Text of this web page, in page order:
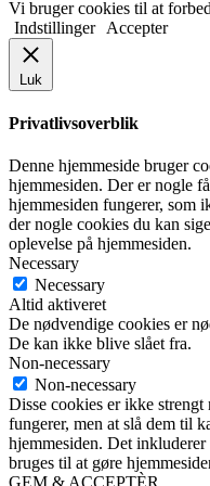
Vi bruger cookies til at
Indstillinger
Accepter
Luk
Privatlivsoverblik
Denne hjemmeside bruger
hjemmesiden. Der er nogle
hjemmesiden fungerer, som
der nogle cookies du kan
oplevelse på hjemmesiden.
Necessary
Necessary
Altid aktiveret
De nødvendige cookies er
De kan ikke blive slået fra.
Non-necessary
Non-necessary
Disse cookies er ikke
fungerer, men at slå dem til
hjemmesiden. Det
bruges til at gøre